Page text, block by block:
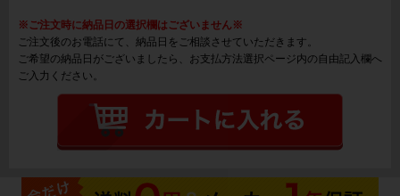
※ご注文時に納品日の選択欄はございません※
ご注文後のお電話にて、納品日をご相談させていただきます。
ご希望の納品日がございましたら、お支払方法選択ページ内の自由記入欄へ
ご入力ください。